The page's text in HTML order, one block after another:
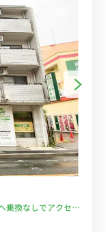
乗換なしでアクセ